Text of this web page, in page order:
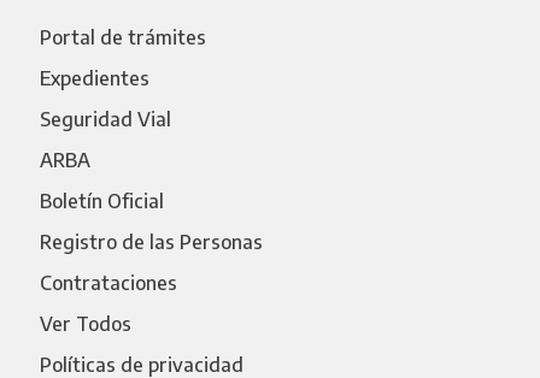
Portal de trámites
Expedientes
Seguridad Vial
ARBA
Boletín Oficial
Registro de las Personas
Contrataciones
Ver Todos
Políticas de privacidad